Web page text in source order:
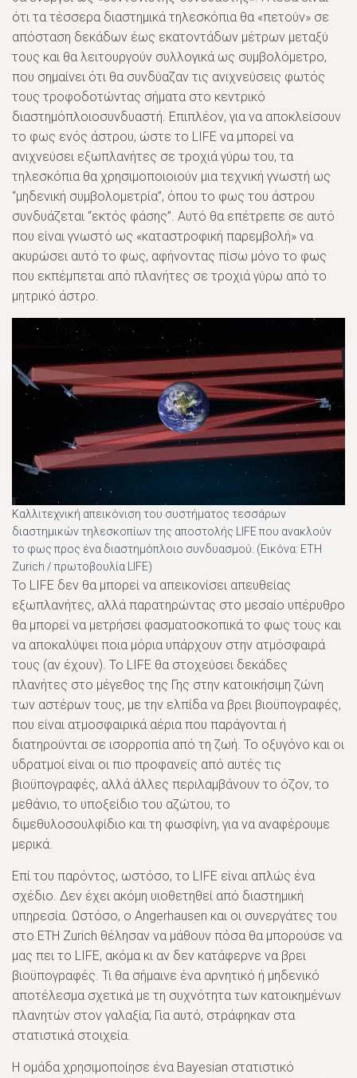
ότι τα τέσσερα διαστημικά τηλεσκόπια θα «πετούν» σε
απόσταση δεκάδων έως εκατοντάδων μέτρων μεταξύ
τους και θα λειτουργούν συλλογικά ως συμβολόμετρο,
που σημαίνει ότι θα συνδύαζαν τις ανιχνεύσεις φωτός
τους τροφοδοτώντας σήματα στο κεντρικό
διαστημόπλοιοσυνδυαστή. Επιπλέον, για να αποκλείσουν
το φως ενός άστρου, ώστε το LIFE να μπορεί να
ανιχνεύσει εξωπλανήτες σε τροχιά γύρω του, τα
τηλεσκόπια θα χρησιμοποιοιούν μια τεχνική γνωστή ως
“μηδενική συμβολομετρία”, όπου το φως του άστρου
συνδυάζεται “εκτός φάσης”. Αυτό θα επέτρεπε σε αυτό
που είναι γνωστό ως «καταστροφική παρεμβολή» να
ακυρώσει αυτό το φως, αφήνοντας πίσω μόνο το φως
που εκπέμπεται από πλανήτες σε τροχιά γύρω από το
μητρικό άστρο.
Καλλιτεχνική απεικόνιση του συστήματος τεσσάρων
διαστημικών τηλεσκοπίων της αποστολής LIFE που ανακλούν
το φως προς ένα διαστημόπλοιο συνδυασμού. (Εικόνα: ETH
Zurich / πρωτοβουλία LIFE)
Το LIFE δεν θα μπορεί να απεικονίσει απευθείας
εξωπλανήτες, αλλά παρατηρώντας στο μεσαίο υπέρυθρο
θα μπορεί να μετρήσει φασματοσκοπικά το φως τους και
να αποκαλύψει ποια μόρια υπάρχουν στην ατμόσφαιρά
τους (αν έχουν). Το LIFE θα στοχεύσει δεκάδες
πλανήτες στο μέγεθος της Γης στην κατοικήσιμη ζώνη
των αστέρων τους, με την ελπίδα να βρει βιοϋπογραφές,
που είναι ατμοσφαιρικά αέρια που παράγονται ή
διατηρούνται σε ισορροπία από τη ζωή. Το οξυγόνο και οι
υδρατμοί είναι οι πιο προφανείς από αυτές τις
βιοϋπογραφές, αλλά άλλες περιλαμβάνουν το όζον, το
μεθάνιο, το υποξείδιο του αζώτου, το
διμεθυλοσουλφίδιο και τη φωσφίνη, για να αναφέρουμε
μερικά.
Επί του παρόντος, ωστόσο, το LIFE είναι απλώς ένα
σχέδιο. Δεν έχει ακόμη υιοθετηθεί από διαστημική
υπηρεσία. Ωστόσο, ο Angerhausen και οι συνεργάτες του
στο ETH Zurich θέλησαν να μάθουν πόσα θα μπορούσε να
μας πει το LIFE, ακόμα κι αν δεν κατάφερνε να βρει
βιοϋπογραφές. Τι θα σήμαινε ένα αρνητικό ή μηδενικό
αποτέλεσμα σχετικά με τη συχνότητα των κατοικημένων
πλανητών στον γαλαξία; Για αυτό, στράφηκαν στα
στατιστικά στοιχεία.
Η ομάδα χρησιμοποίησε ένα Bayesian στατιστικό